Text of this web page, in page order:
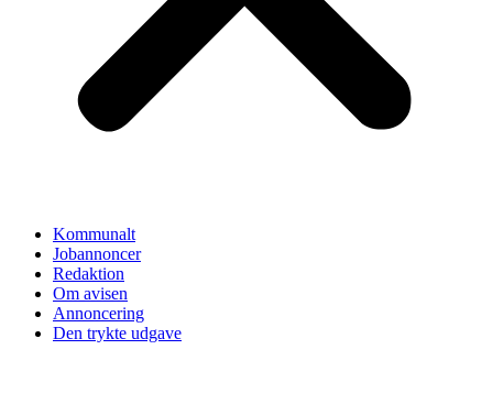
Kommunalt
Jobannoncer
Redaktion
Om avisen
Annoncering
Den trykte udgave